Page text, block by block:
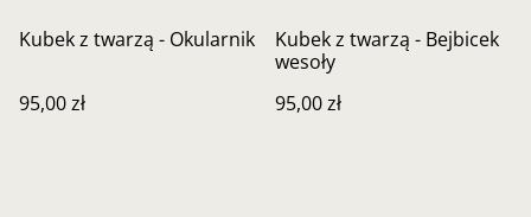
Kubek z twarzą - Okularnik
95,00 zł
Kubek z twarzą - Bejbicek
wesoły
95,00 zł